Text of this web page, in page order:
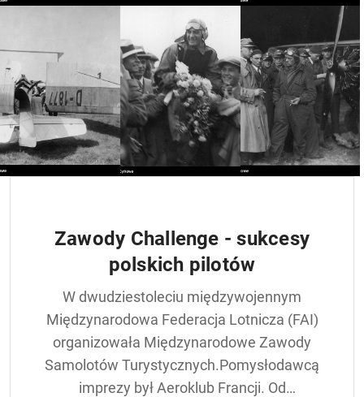
Zawody Challenge - sukcesy
polskich pilotów
W dwudziestoleciu międzywojennym
Międzynarodowa Federacja Lotnicza (FAI)
organizowała Międzynarodowe Zawody
Samolotów Turystycznych.Pomysłodawcą
imprezy był Aeroklub Francji. Od